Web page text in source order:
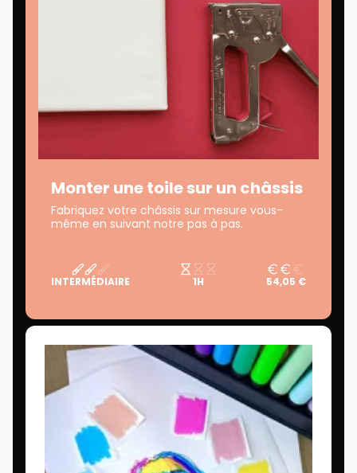
Monter une toile sur un châssis
Fabriquez votre châssis sur mesure vous-
même en suivant notre pas à pas.
INTERMÉDIAIRE 1H 54,05 €